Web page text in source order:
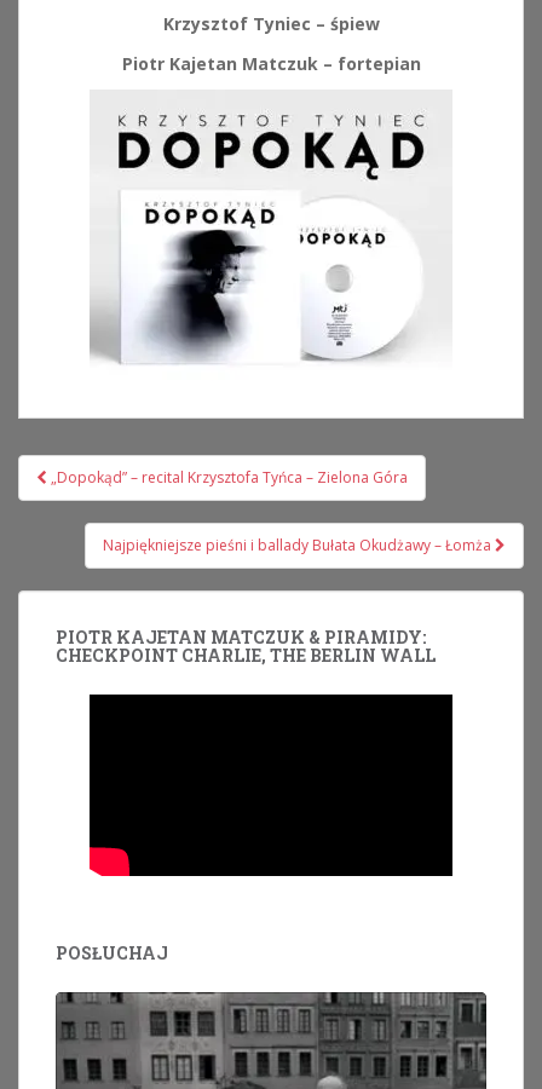
Krzysztof Tyniec – śpiew
Piotr Kajetan Matczuk – fortepian
Nawigacja
wpisu
„Dopokąd” – recital Krzysztofa Tyńca – Zielona Góra
Najpiękniejsze pieśni i ballady Bułata Okudżawy – Łomża
PIOTR KAJETAN MATCZUK & PIRAMIDY:
CHECKPOINT CHARLIE, THE BERLIN WALL
POSŁUCHAJ
Odtwarzacz
dźwiękowych